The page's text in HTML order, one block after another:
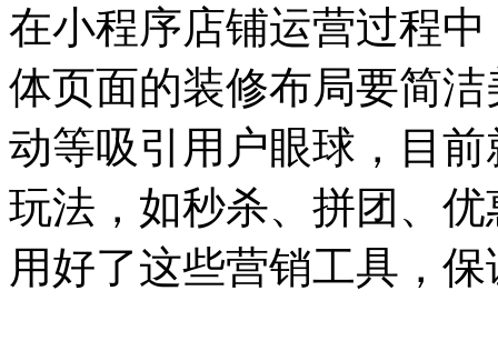
在小程序店铺运营过程
体页面的装修布局要简
动等吸引用户眼球，目
玩法，如秒杀、拼团、
用好了这些营销工具，